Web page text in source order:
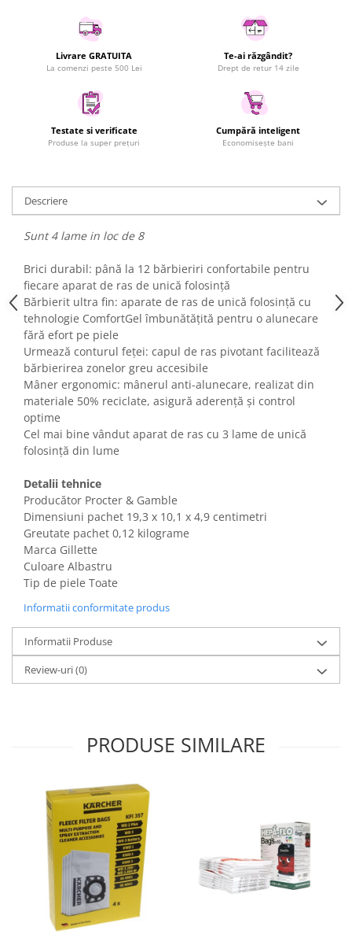
rufe si uscatoare
Accesorii si piese masini spalat
Aparate Frigorifice
Aparate Racire Aer
Aragaze si cuptoare cu microunde
Climatizare & sisteme de incalzire
Ingrijire Locuinta
Purificatoare de aer
Fashion
Bijuterii
Ceasuri barbatesti
Ceasuri dama
Cutii, curele si accesorii ceasuri
Genti si accesorii barbati
Genti si accesorii femei
Imbracaminte barbati
Imbracaminte femei
Imbracaminte si Incaltaminte copii
Incaltaminte barbati
Ochelari de soare
Ochelari de vedere
Gaming, Carti & Birotica
Birotica & Papetarie
Console, Jocuri & Accesorii
Ingrijire personala & Cosmetice
Accesorii aparate de ras electrice
Accesorii aparate hair styling
Aparate & Accesorii ingrijire
personala
Consumabile sanitare
Cosmetice si produse ingrijire
Igiena dentara
Jucarii, Copii & Bebe
Camera copilului
Hrana bebelusi
Igiena si ingrijire
Jucarii si Jocuri
Maternitate
Livrare GRATUITA
La comenzi peste 500 Lei
Te-ai răzgândit?
Drept de retur 14 zile
Testate si verificate
Produse la super prețuri
Cumpără inteligent
Economisește bani
Descriere
Sunt 4 lame in loc de 8
Brici durabil: până la 12 bărbieriri confortabile pentru
fiecare aparat de ras de unică folosință
Bărbierit ultra fin: aparate de ras de unică folosință cu
tehnologie ComfortGel îmbunătățită pentru o alunecare
fără efort pe piele
Urmează conturul feței: capul de ras pivotant facilitează
bărbierirea zonelor greu accesibile
Mâner ergonomic: mânerul anti-alunecare, realizat din
materiale 50% reciclate, asigură aderență și control
optime
Cel mai bine vândut aparat de ras cu 3 lame de unică
folosință din lume
Detalii tehnice
Producător Procter & Gamble
Dimensiuni pachet 19,3 x 10,1 x 4,9 centimetri
Greutate pachet 0,12 kilograme
Marca Gillette
Culoare Albastru
Tip de piele Toate
Informatii conformitate produs
Informatii Produse
Review-uri(0)
PRODUSE SIMILARE